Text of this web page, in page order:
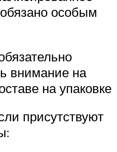
особым
внимание на
на упаковке
присутствуют